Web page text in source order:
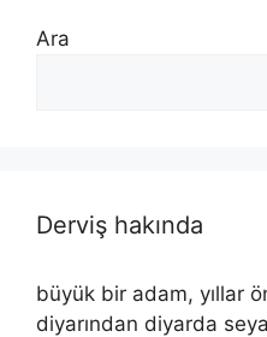
Ara
Derviş hakında
büyük bir adam, yıllar
diyarından diyarda